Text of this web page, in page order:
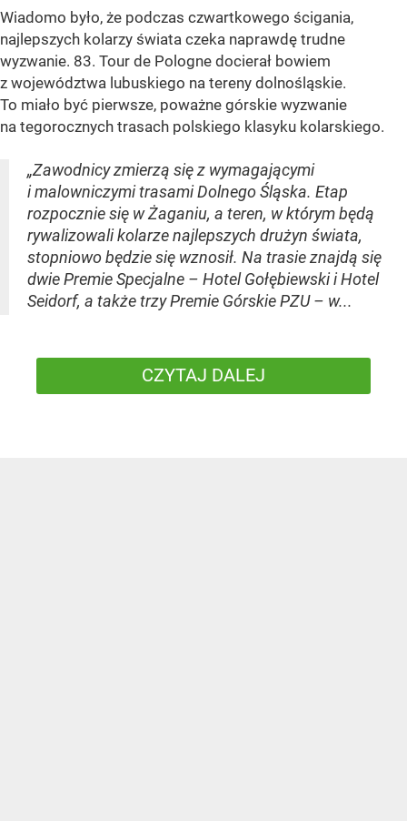
Wiadomo było, że podczas czwartkowego ścigania,
najlepszych kolarzy świata czeka naprawdę trudne
wyzwanie. 83. Tour de Pologne docierał bowiem
z województwa lubuskiego na tereny dolnośląskie.
To miało być pierwsze, poważne górskie wyzwanie
na tegorocznych trasach polskiego klasyku kolarskiego.
„Zawodnicy zmierzą się z wymagającymi
i malowniczymi trasami Dolnego Śląska. Etap
rozpocznie się w Żaganiu, a teren, w którym będą
rywalizowali kolarze najlepszych drużyn świata,
stopniowo będzie się wznosił. Na trasie znajdą się
dwie Premie Specjalne – Hotel Gołębiewski i Hotel
Seidorf, a także trzy Premie Górskie PZU – w...
CZYTAJ DALEJ